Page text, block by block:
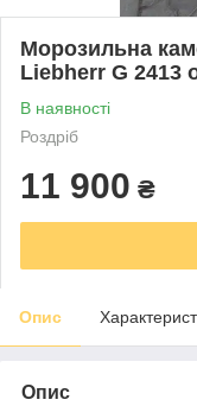
Морозильна
Liebherr G 2413
В наявності
Роздріб
11 900 ₴
Опис
Опис